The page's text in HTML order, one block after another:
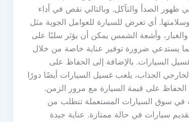
ظهور الصدأ والتآكل. وبالتالي نقص في أداء
أي تعرض للسيارة للعوامل الجوية مثل
والغبار، وأشعة الشمس يمكن أن يؤثر سلبًا على
مما يستدعي ضرورة توفير عناية خاصة من خلال
السيارات. بالإضافة إلى الحفاظ على
الجذاب، يلعب غسيل السيارات أيضًا دورًا
على قيمة السيارة مع مرور الزمن.
في سوق السيارات المستعملة تتطلب من
تقديم سيارات في حالة ممتازة. عناية جيدة